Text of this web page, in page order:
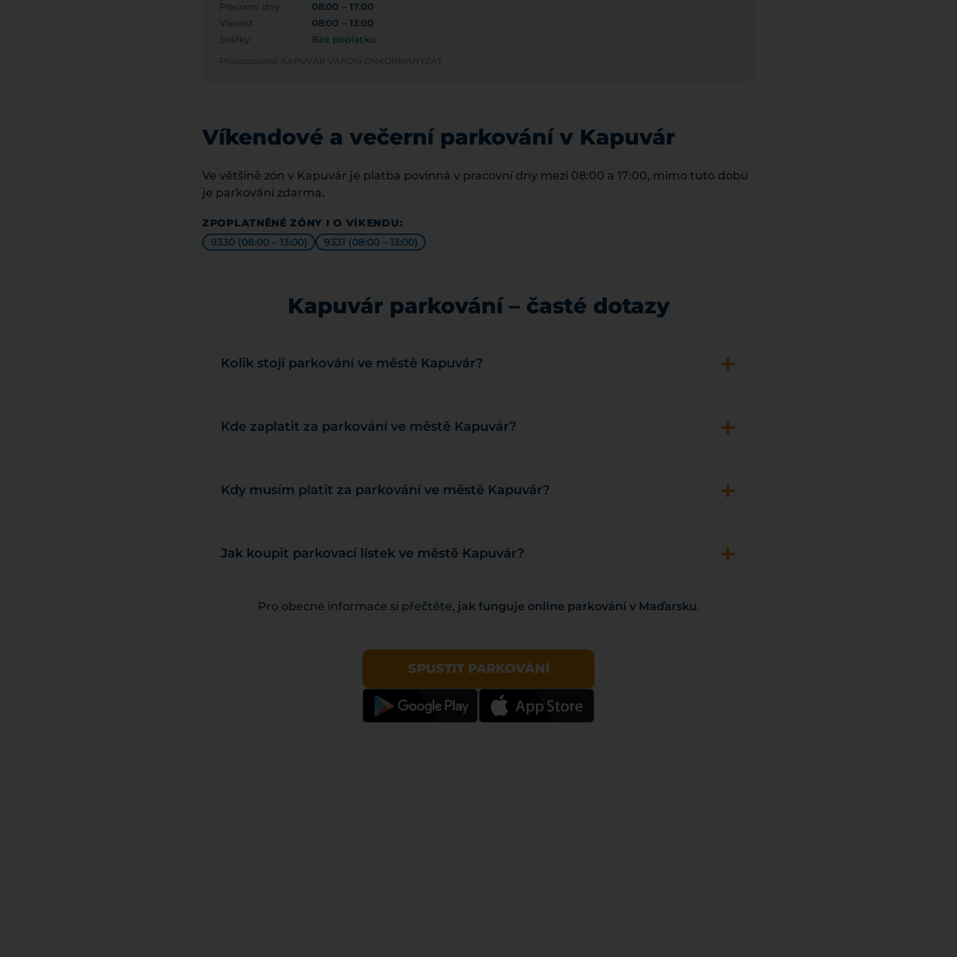
Pracovní dny
08:00 – 17:00
Víkend
08:00 – 13:00
Svátky
Bez poplatku
Provozovatel: KAPUVÁR VÁROSI ÖNKORMÁNYZAT
Víkendové a večerní parkování v Kapuvár
Ve většině zón v Kapuvár je platba povinná v pracovní dny mezi 08:00 a 17:00, mimo tuto dobu
je parkování zdarma.
ZPOPLATNĚNÉ ZÓNY I O VÍKENDU:
9330 (08:00 – 13:00)
9331 (08:00 – 13:00)
Kapuvár parkování – časté dotazy
Kolik stojí parkování ve městě Kapuvár? +
Kde zaplatit za parkování ve městě Kapuvár? +
Kdy musím platit za parkování ve městě Kapuvár? +
Jak koupit parkovací lístek ve městě Kapuvár? +
Pro obecné informace si přečtěte, jak funguje online parkování v Maďarsku.
SPUSTIT PARKOVÁNÍ